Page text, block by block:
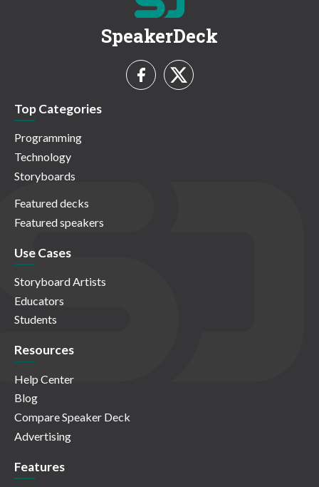
SpeakerDeck
Top Categories
Programming
Technology
Storyboards
Featured decks
Featured speakers
Use Cases
Storyboard Artists
Educators
Students
Resources
Help Center
Blog
Compare Speaker Deck
Advertising
Features